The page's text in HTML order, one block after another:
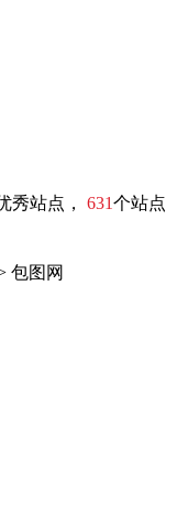
秀站点， 631个站点
包图网